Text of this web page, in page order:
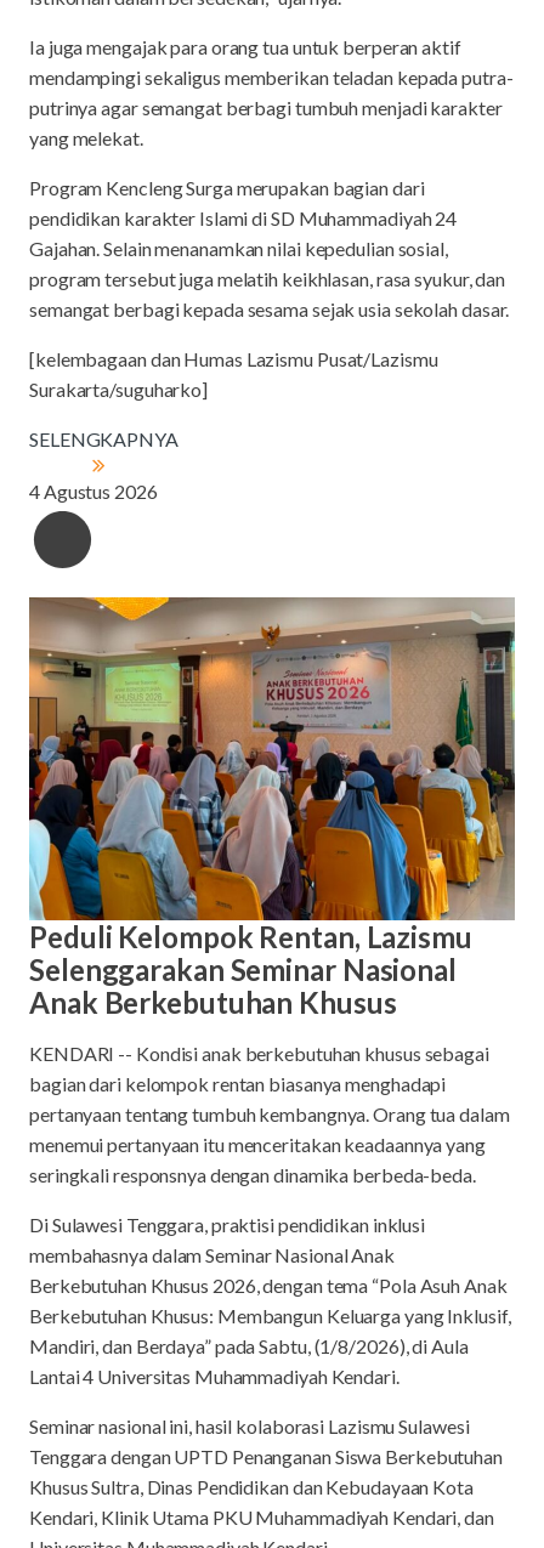
Ia juga mengajak para orang tua untuk berperan aktif
mendampingi sekaligus memberikan teladan kepada putra-
putrinya agar semangat berbagi tumbuh menjadi karakter
yang melekat.
Program Kencleng Surga merupakan bagian dari
pendidikan karakter Islami di SD Muhammadiyah 24
Gajahan. Selain menanamkan nilai kepedulian sosial,
program tersebut juga melatih keikhlasan, rasa syukur, dan
semangat berbagi kepada sesama sejak usia sekolah dasar.
[kelembagaan dan Humas Lazismu Pusat/Lazismu
Surakarta/suguharko]
SELENGKAPNYA
4 Agustus 2026
Peduli Kelompok Rentan, Lazismu
Selenggarakan Seminar Nasional
Anak Berkebutuhan Khusus
KENDARI -- Kondisi anak berkebutuhan khusus sebagai
bagian dari kelompok rentan biasanya menghadapi
pertanyaan tentang tumbuh kembangnya. Orang tua dalam
menemui pertanyaan itu menceritakan keadaannya yang
seringkali responsnya dengan dinamika berbeda-beda.
Di Sulawesi Tenggara, praktisi pendidikan inklusi
membahasnya dalam Seminar Nasional Anak
Berkebutuhan Khusus 2026, dengan tema “Pola Asuh Anak
Berkebutuhan Khusus: Membangun Keluarga yang Inklusif,
Mandiri, dan Berdaya” pada Sabtu, (1/8/2026), di Aula
Lantai 4 Universitas Muhammadiyah Kendari.
Seminar nasional ini, hasil kolaborasi Lazismu Sulawesi
Tenggara dengan UPTD Penanganan Siswa Berkebutuhan
Khusus Sultra, Dinas Pendidikan dan Kebudayaan Kota
Kendari, Klinik Utama PKU Muhammadiyah Kendari, dan